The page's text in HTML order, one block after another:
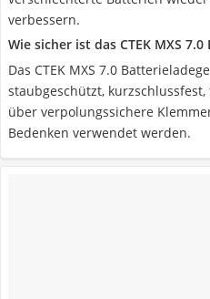
verbessern.
Wie sicher ist das CTEK MXS
Das CTEK MXS 7.0
staubgeschützt,
über verpolungssichere
Bedenken verwendet werden.